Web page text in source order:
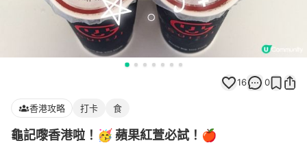
16 0
香港攻略 打卡 食
龜記嚟香港啦！🥳 蘋果紅萱必試！🍎